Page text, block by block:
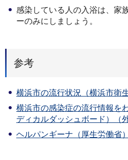
感染している人の入浴は、家
ーのみにしましょう。
参考
横浜市の流行状況（横浜市衛
横浜市の感染症の流行情報を
ディカルダッシュボード）（
ヘルパンギーナ（厚生労働省